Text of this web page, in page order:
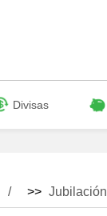
Divisas
>> Jubilación